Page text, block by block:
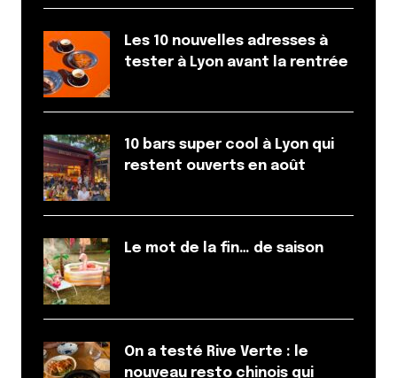
Les 10 nouvelles adresses à
tester à Lyon avant la rentrée
10 bars super cool à Lyon qui
restent ouverts en août
Le mot de la fin… de saison
On a testé Rive Verte : le
nouveau resto chinois qui